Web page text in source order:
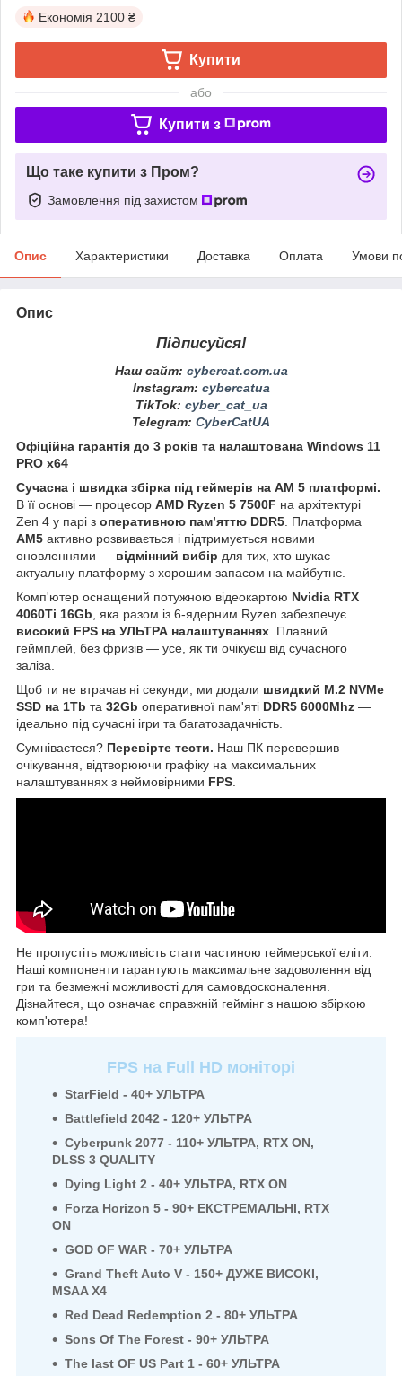
Економія 2100 ₴
Купити
або
Купити з
Що таке купити з Пром?
Замовлення під захистом
Опис Характеристики Доставка Оплата Умови
Опис
Підписуйся!
Наш сайт: cybercat.com.ua
Instagram: cybercatua
TikTok: cyber_cat_ua
Telegram: CyberCatUA
Офіційна гарантія до 3 років та налаштована Windows 11
PRO x64
Сучасна і швидка збірка під геймерів на АМ 5 платформі.
В її основі — процесор AMD Ryzen 5 7500F на архітектурі
Zen 4 у парі з оперативною пам’яттю DDR5 . Платформа
AM5 активно розвивається і підтримується новими
оновленнями — відмінний вибір для тих, хто шукає
актуальну платформу з хорошим запасом на майбутнє.
Комп'ютер оснащений потужною відеокартою Nvidia RTX
4060Ti 16Gb , яка разом із 6-ядерним Ryzen забезпечує
високий FPS на УЛЬТРА налаштуваннях . Плавний
геймплей, без фризів — усе, як ти очікуєш від сучасного
заліза.
Щоб ти не втрачав ні секунди, ми додали швидкий M.2 NVMe
SSD на 1Tb та 32Gb оперативної пам'яті DDR5 6000Mhz —
ідеально під сучасні ігри та багатозадачність.
Сумніваєтеся? Перевірте тести. Наш ПК перевершив
очікування, відтворюючи графіку на максимальних
налаштуваннях з неймовірними FPS
Не пропустіть можливість стати частиною геймерської еліти.
Наші компоненти гарантують максимальне задоволення від
гри та безмежні можливості для самовдосконалення.
Дізнайтеся, що означає справжній геймінг з нашою збіркою
комп'ютера!
FPS на Full HD моніторі
StarField - 40+ УЛЬТРА
Battlefield 2042 - 120+ УЛЬТРА
Cyberpunk 2077 - 110+ УЛЬТРА, RTX ON,
DLSS 3 QUALITY
Dying Light 2 - 40+ УЛЬТРА, RTX ON
Forza Horizon 5 - 90+ ЕКСТРЕМАЛЬНІ, RTX
ON
GOD OF WAR - 70+ УЛЬТРА
Grand Theft Auto V - 150+ ДУЖЕ ВИСОКІ,
MSAA X4
Red Dead Redemption 2 - 80+ УЛЬТРА
Sons Of The Forest - 90+ УЛЬТРА
The last OF US Part 1 - 60+ УЛЬТРА